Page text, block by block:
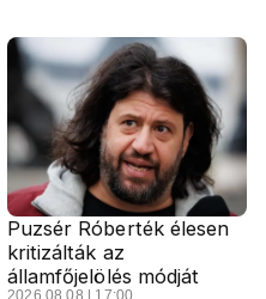
Puzsér Róberték élesen
kritizálták az
államfőjelölés módját
2026.08.08 | 17:00